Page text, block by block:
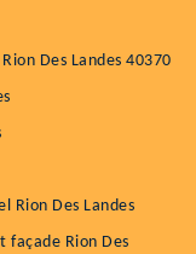
Des Landes 40370
Rion Des Landes
façade Rion Des